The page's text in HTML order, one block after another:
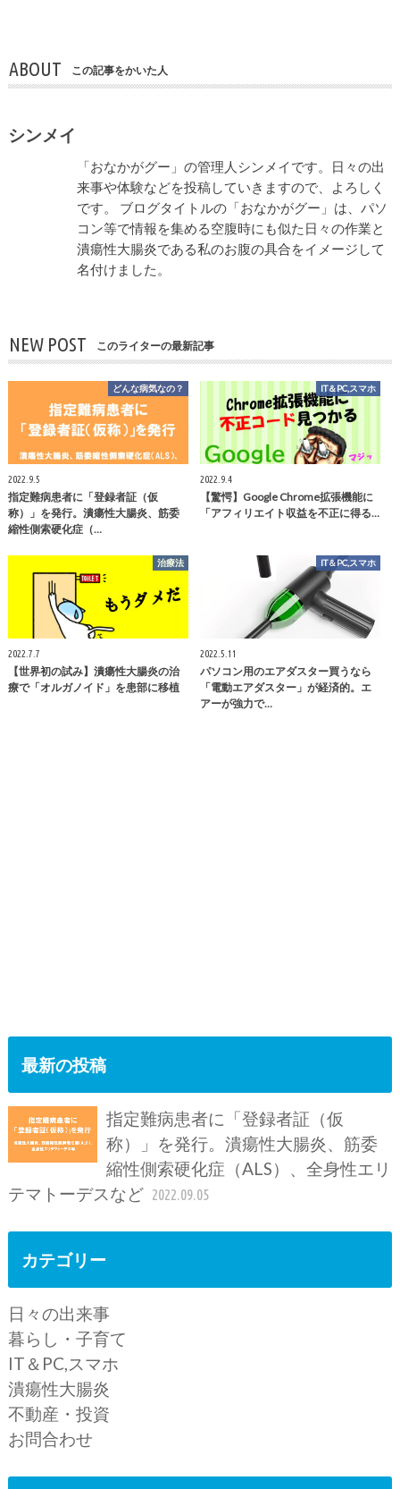
ABOUT この記事をかいた人
シンメイ
「おなかがグー」の管理人シンメイです。日々の出
来事や体験などを投稿していきますので、よろしく
です。 ブログタイトルの「おなかがグー」は、パソ
コン等で情報を集める空腹時にも似た日々の作業と
潰瘍性大腸炎である私のお腹の具合をイメージして
名付けました。
NEW POST このライターの最新記事
どんな病気なの？
2022.9.5
指定難病患者に「登録者証（仮
称）」を発行。潰瘍性大腸炎、筋委
縮性側索硬化症（…
IT＆PC,スマホ
2022.9.4
【驚愕】Google Chrome拡張機能に
「アフィリエイト収益を不正に得る…
治療法
2022.7.7
【世界初の試み】潰瘍性大腸炎の治
療で「オルガノイド」を患部に移植
IT＆PC,スマホ
2022.5.11
パソコン用のエアダスター買うなら
「電動エアダスター」が経済的。エ
アーが強力で…
最新の投稿
指定難病患者に「登録者証（仮
称）」を発行。潰瘍性大腸炎、筋委
縮性側索硬化症（ALS）、全身性エリ
テマトーデスなど 2022.09.05
カテゴリー
日々の出来事
暮らし・子育て
IT＆PC,スマホ
潰瘍性大腸炎
不動産・投資
お問合わせ